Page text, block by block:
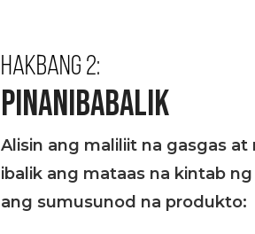
Hakbang 2:
PINANIBABALIK
Alisin ang maliliit na gasgas
ibalik ang mataas na kintab
ang sumusunod na produkto: